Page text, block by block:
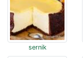
sernik